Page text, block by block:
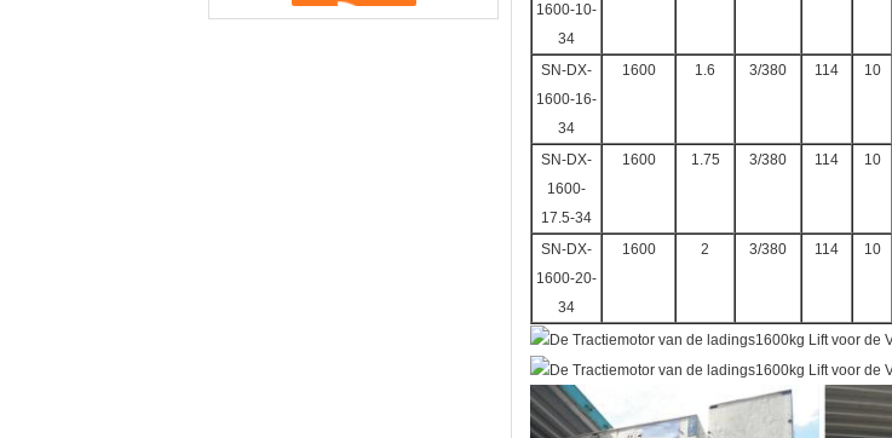
1600-10-
34
SN-DX-
1600-16-
34
1600 1.6 3/380 114 10
SN-DX-
1600-
17.5-34
1600 1.75 3/380 114 10
SN-DX-
1600-20-
34
1600 2 3/380 114 10